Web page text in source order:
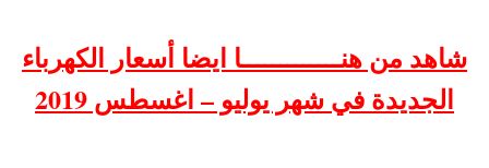
شاهد من هنـــــــــــــا ايضا أسعار الكهرباء
الجديدة في شهر يوليو – اغسطس 2019